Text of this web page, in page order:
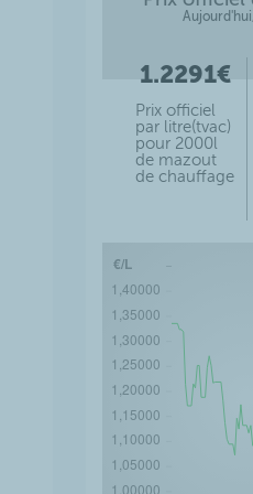
stabilité à l’oxydation.